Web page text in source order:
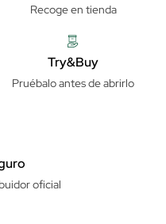
Recoge en tienda
Try&Buy
Pruébalo antes de abrirlo
oficial